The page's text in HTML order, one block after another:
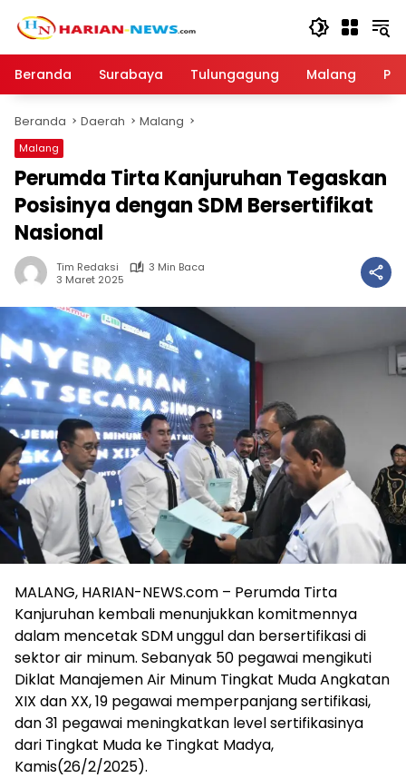
Beranda
Surabaya Tulungagung Malang
Beranda Daerah Malang
Malang
Perumda Tirta Kanjuruhan Tegaskan
Posisinya dengan SDM Bersertifikat
Nasional
Tim Redaksi
3 Min Baca
3 Maret 2025
MALANG, HARIAN-NEWS.com – Perumda Tirta
Kanjuruhan kembali menunjukkan komitmennya
dalam mencetak SDM unggul dan bersertifikasi di
sektor air minum. Sebanyak 50 pegawai mengikuti
Diklat Manajemen Air Minum Tingkat Muda Angkatan
XIX dan XX, 19 pegawai memperpanjang sertifikasi,
dan 31 pegawai meningkatkan level sertifikasinya
dari Tingkat Muda ke Tingkat Madya,
Kamis(26/2/2025).